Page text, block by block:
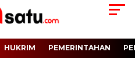
HUKRIM PEMERINTAHAN